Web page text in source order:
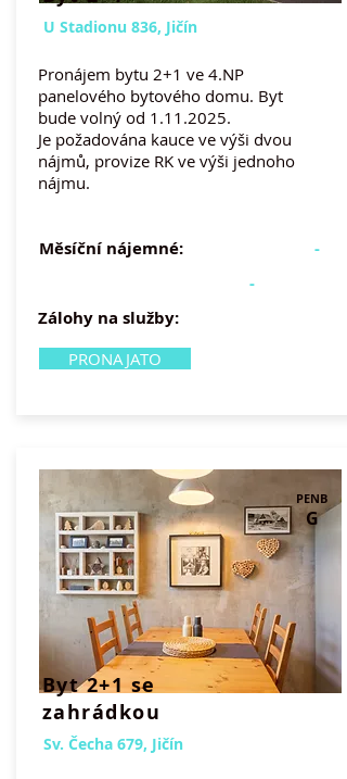
U Stadionu 836, Jičín
Pronájem bytu 2+1 ve 4.NP
panelového bytového domu. Byt
bude volný od 1.11.2025.
Je požadována kauce ve výši dvou
nájmů, provize RK ve výši jednoho
nájmu.
Měsíční nájemné:
-
-
Zálohy na služby:
PRONAJATO
PENB
G
Byt 2+1 se
zahrádkou
Sv. Čecha 679, Jičín